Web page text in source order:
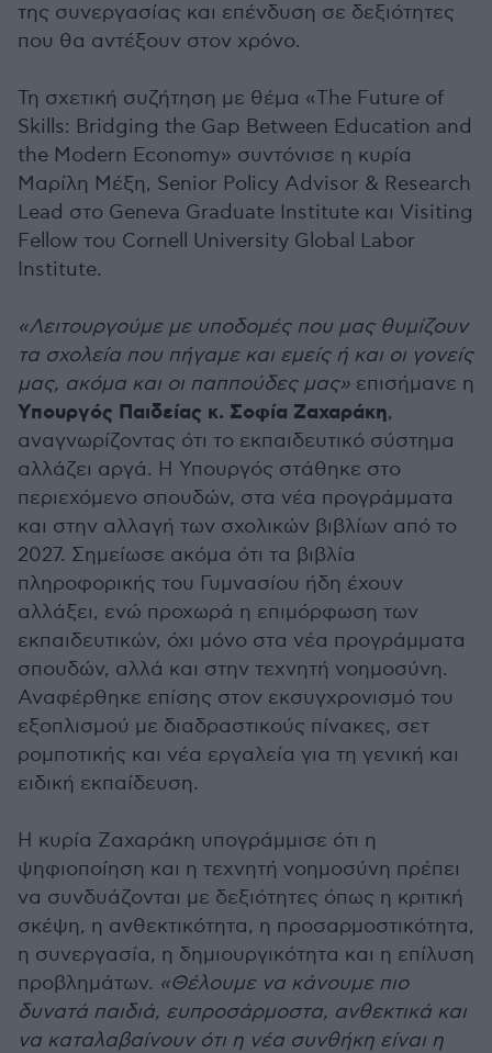
της συνεργασίας και επένδυση σε δεξιότητες
που θα αντέξουν στον χρόνο.
Τη σχετική συζήτηση με θέμα «The Future of
Skills: Bridging the Gap Between Education and
the Modern Economy» συντόνισε η κυρία
Μαρίλη Μέξη, Senior Policy Advisor & Research
Lead στο Geneva Graduate Institute και Visiting
Fellow του Cornell University Global Labor
Institute.
«Λειτουργούμε με υποδομές που μας θυμίζουν
τα σχολεία που πήγαμε και εμείς ή και οι γονείς
μας, ακόμα και οι παππούδες μας» επισήμανε η
Υπουργός Παιδείας κ. Σοφία Ζαχαράκη,
αναγνωρίζοντας ότι το εκπαιδευτικό σύστημα
αλλάζει αργά. Η Υπουργός στάθηκε στο
περιεχόμενο σπουδών, στα νέα προγράμματα
και στην αλλαγή των σχολικών βιβλίων από το
2027. Σημείωσε ακόμα ότι τα βιβλία
πληροφορικής του Γυμνασίου ήδη έχουν
αλλάξει, ενώ προχωρά η επιμόρφωση των
εκπαιδευτικών, όχι μόνο στα νέα προγράμματα
σπουδών, αλλά και στην τεχνητή νοημοσύνη.
Αναφέρθηκε επίσης στον εκσυγχρονισμό του
εξοπλισμού με διαδραστικούς πίνακες, σετ
ρομποτικής και νέα εργαλεία για τη γενική και
ειδική εκπαίδευση.
Η κυρία Ζαχαράκη υπογράμμισε ότι η
ψηφιοποίηση και η τεχνητή νοημοσύνη πρέπει
να συνδυάζονται με δεξιότητες όπως η κριτική
σκέψη, η ανθεκτικότητα, η προσαρμοστικότητα,
η συνεργασία, η δημιουργικότητα και η επίλυση
προβλημάτων. «Θέλουμε να κάνουμε πιο
δυνατά παιδιά, ευπροσάρμοστα, ανθεκτικά και
να καταλαβαίνουν ότι η νέα συνθήκη είναι η